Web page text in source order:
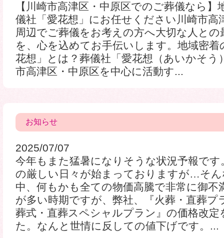
【川崎市高津区・中原区でのご葬儀なら】
儀社「愛花想」にお任せください川崎市高
周辺でご葬儀をお考えの方へ大切な人との
を、心を込めてお手伝いします。地域密着
花想」とは？葬儀社「愛花想（あいかそう
市高津区・中原区を中心に活動す...
お知らせ
2025/07/07
今年もまた猛暑になりそうな状況予報です
の厳しい日々が始まっておりますが…そん
中、何もかも全ての物価高騰で非常に御不
が多い時期ですが、弊社、『火葬・直葬プ
葬式・直葬スペシャルプラン』の価格改定
た。なんと世情に反しての値下げです。...